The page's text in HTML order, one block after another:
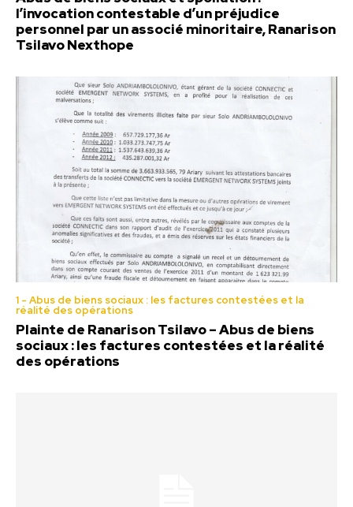
l’invocation contestable d’un préjudice
personnel par un associé minoritaire, Ranarison
Tsilavo Nexthope
1 - Abus de biens sociaux : les factures contestées et la
réalité des opérations
Plainte de Ranarison Tsilavo – Abus de biens
sociaux : les factures contestées et la réalité
des opérations